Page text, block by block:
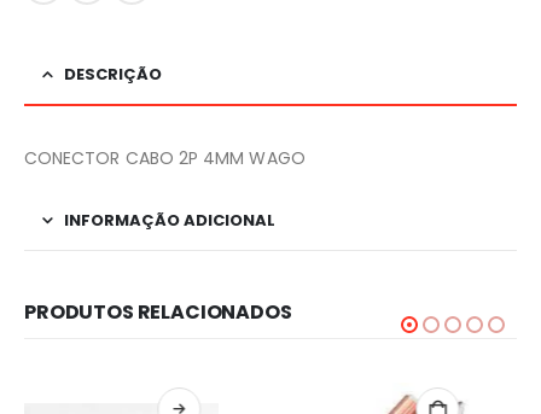
DESCRIÇÃO
CONECTOR CABO 2P 4MM WAGO
INFORMAÇÃO ADICIONAL
PRODUTOS RELACIONADOS